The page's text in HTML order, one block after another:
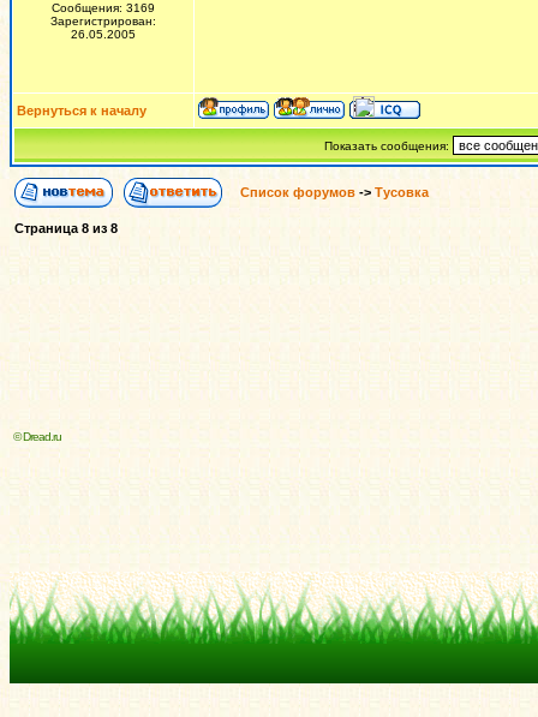
Сообщения: 3169
Зарегистрирован:
26.05.2005
Вернуться к началу
Показать сообщения:
Список форумов -> Тусовка
Страница 8из 8
© Dread.ru